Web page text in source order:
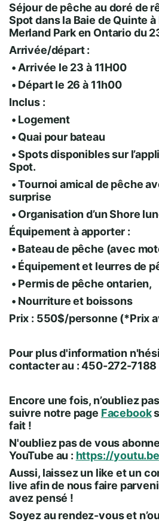
Séjour de pêche au doré de
Spot dans la Baie de Quinte
Merland Park en Ontario du
Arrivée/départ :
• Arrivée le 23 à 11H00
• Départ le 26 à 11h00
Inclus :
• Logement
• Quai pour bateau
• Spots disponibles sur
Spot.
• Tournoi amical de pêche
surprise
• Organisation d’un Shore
Équipement à apporter :
• Bateau de pêche (avec
• Équipement et leurres de
• Permis de pêche ontarien,
• Nourriture et boissons
Prix : 550$/personne (*Prix
Pour plus d'information
contacter au : 450-272-7188
Encore une fois, n’oubliez
suivre notre page Facebook
fait !
N'oubliez pas de vous
YouTube au : https://
Aussi, laissez un like et un
live afin de nous faire
avez pensé !
Soyez au rendez-vous et